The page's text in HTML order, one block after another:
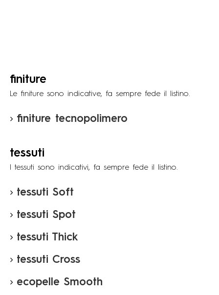
finiture
Le ﬁniture sono indicative, fa sempre fede il listino.
finiture tecnopolimero
tessuti
I tessuti sono indicativi, fa sempre fede il listino.
tessuti Soft
tessuti Spot
tessuti Thick
tessuti Cross
ecopelle Smooth